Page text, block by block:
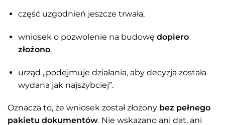
część uzgodnień jeszcze trwała,
wniosek o pozwolenie na budowę dopiero
złożono,
urząd „podejmuje działania, aby decyzja została
wydana jak najszybciej”.
Oznacza to, że wniosek został złożony bez pełnego
pakietu dokumentów. Nie wskazano ani dat, ani